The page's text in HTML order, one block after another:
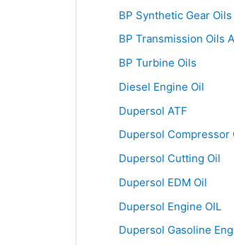
BP Synthetic Gear Oils
BP Transmission Oils
BP Turbine Oils
Diesel Engine Oil
Dupersol ATF
Dupersol Compressor
Dupersol Cutting Oil
Dupersol EDM Oil
Dupersol Engine OIL
Dupersol Gasoline